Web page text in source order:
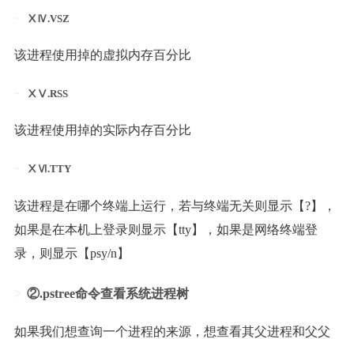
ⅩⅣ.VSZ
该进程使用掉的虚拟内存百分比
ⅩⅤ.RSS
该进程使用掉的实际内存百分比
ⅩⅥ.TTY
该进程是在哪个终端上运行，若与终端无关则显示【?】，
如果是在本机上登录则显示【tty】，如果是网络终端登
录，则显示【psy/n】
②.pstree命令查看系统进程树
如果我们想查询一个进程的来源，想查看其父进程和父父